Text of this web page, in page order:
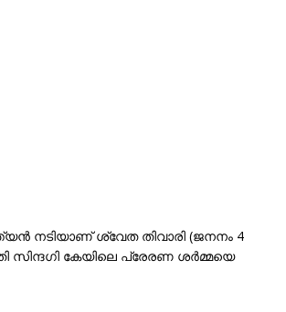
നടിയാണ് ശ്വേത തിവാരി (ജനനം 4
സിന്ദഗി കേയിലെ പ്രേരണ ശർമ്മയെ